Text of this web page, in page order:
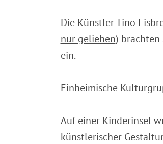
Die Künstler Tino
nur geliehen) brachten
ein.
Einheimische
Auf einer Kinderinsel
künstlerischer